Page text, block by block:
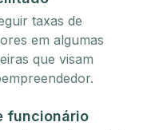
taxas de
em algumas
que visam
funcionário